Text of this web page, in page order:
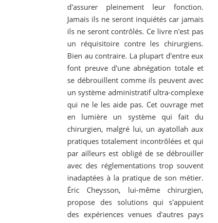
d'assurer pleinement leur fonction.
Jamais ils ne seront inquiétés car jamais
ils ne seront contrôlés. Ce livre n'est pas
un réquisitoire contre les chirurgiens.
Bien au contraire. La plupart d'entre eux
font preuve d'une abnégation totale et
se débrouillent comme ils peuvent avec
un système administratif ultra-complexe
qui ne le les aide pas. Cet ouvrage met
en lumière un système qui fait du
chirurgien, malgré lui, un ayatollah aux
pratiques totalement incontrôlées et qui
par ailleurs est obligé de se débrouiller
avec des réglementations trop souvent
inadaptées à la pratique de son métier.
Éric Cheysson, lui-même chirurgien,
propose des solutions qui s'appuient
des expériences venues d'autres pays